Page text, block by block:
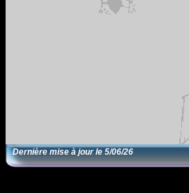
Dernière mise à jour le5/06/26